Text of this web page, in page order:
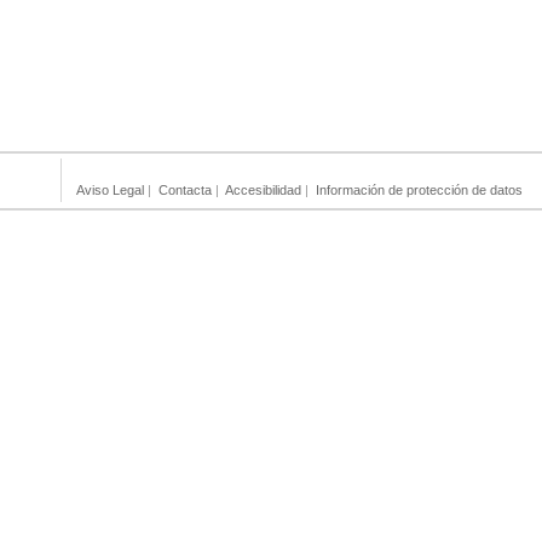
Aviso Legal | Contacta | Accesibilidad | Información de protección de datos